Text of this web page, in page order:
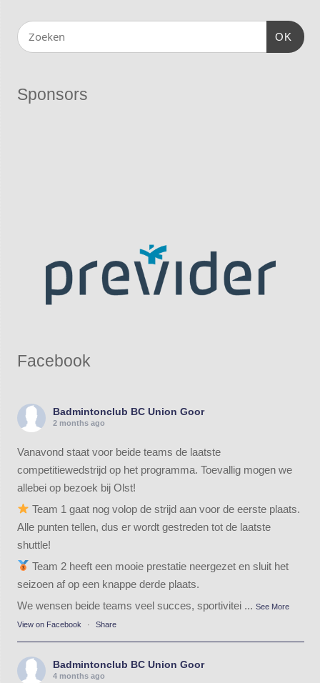
OK
Sponsors
Facebook
Badmintonclub BC Union Goor
2 months ago
Vanavond staat voor beide teams de laatste
competitiewedstrijd op het programma. Toevallig mogen we
allebei op bezoek bij Olst!
Team 1 gaat nog volop de strijd aan voor de eerste plaats.
Alle punten tellen, dus er wordt gestreden tot de laatste
shuttle!
Team 2 heeft een mooie prestatie neergezet en sluit het
seizoen af op een knappe derde plaats.
We wensen beide teams veel succes, sportivitei ... See More
View on Facebook · Share
Badmintonclub BC Union Goor
4 months ago